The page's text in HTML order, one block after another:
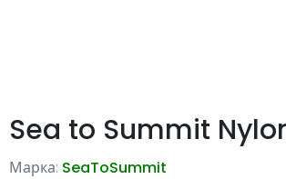
Sea to Summit
Марка: SeaToSummit